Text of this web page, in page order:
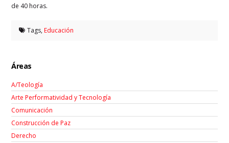
de 40 horas.
Tags,Educación
Áreas
A/Teología
Arte Performatividad y Tecnología
Comunicación
Construcción de Paz
Derecho